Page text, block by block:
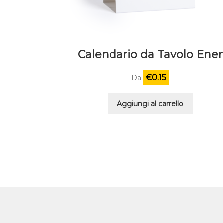
Calendario da Tavolo Ener
Da €0.15
Aggiungi al carrello